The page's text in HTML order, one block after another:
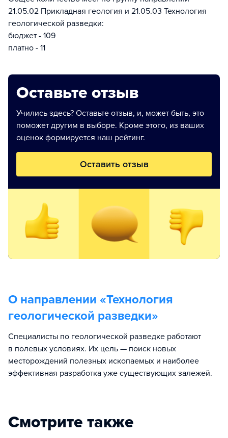
21.05.02 Прикладная геология и 21.05.03 Технология
геологической разведки:
бюджет - 109
платно - 11
Оставьте отзыв
Учились здесь? Оставьте отзыв, и, может быть, это
поможет другим в выборе. Кроме этого, из ваших
оценок формируется наш рейтинг.
Оставить отзыв
О направлении «Технология
геологической разведки»
Специалисты по геологической разведке работают
в полевых условиях. Их цель — поиск новых
месторождений полезных ископаемых и наиболее
эффективная разработка уже существующих залежей.
Смотрите также